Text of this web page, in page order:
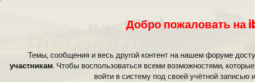
Добро пожаловать на
Темы, сообщения и весь другой контент на нашем форуме
участникам. Чтобы воспользоваться всеми возможностями,
войти в систему под своей учётной записью